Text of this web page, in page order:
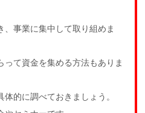
、事業に集中して取り組めま
って資金を集める方法もありま
的に調べておきましょう。